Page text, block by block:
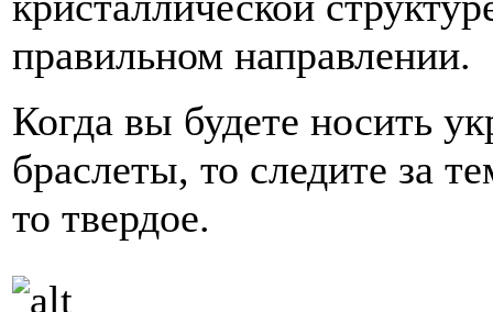
правильном направлении.
Когда вы будете носить
браслеты, то следите за
то твердое.